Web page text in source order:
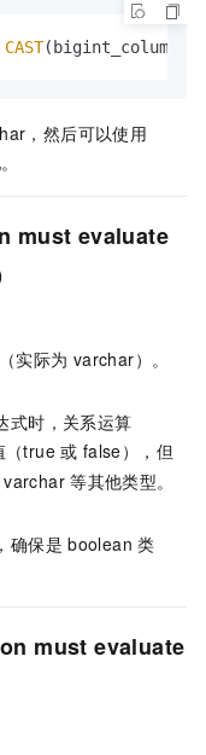
CAST(bigint_column
，然后可以使用
must evaluate
实际为 varchar）。
式时，关系运算
（true 或 false），但
varchar 等其他类型。
确保是 boolean 类
must evaluate